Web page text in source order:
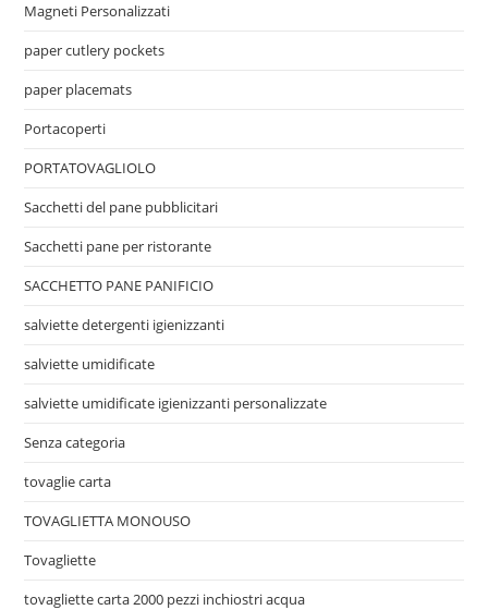
Magneti Personalizzati
paper cutlery pockets
paper placemats
Portacoperti
PORTATOVAGLIOLO
Sacchetti del pane pubblicitari
Sacchetti pane per ristorante
SACCHETTO PANE PANIFICIO
salviette detergenti igienizzanti
salviette umidificate
salviette umidificate igienizzanti personalizzate
Senza categoria
tovaglie carta
TOVAGLIETTA MONOUSO
Tovagliette
tovagliette carta 2000 pezzi inchiostri acqua